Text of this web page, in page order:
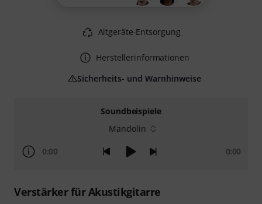
Soundbeispiele
Mandolin
0:00 0:00
Verstärker für Akustikgitarre
Altgeräte-Entsorgung
Herstellerinformationen
Sicherheits- und Warnhinweise